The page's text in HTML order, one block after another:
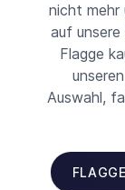
nicht mehr
auf
Flagge
Auswahl,